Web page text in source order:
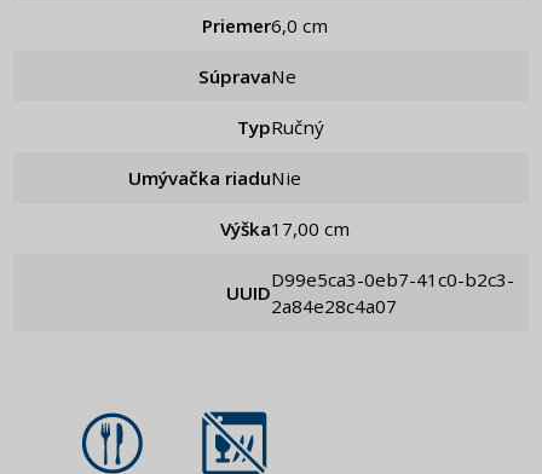
Priemer 6,0 cm
Súprava ne
Typ Ručný
Umývačka riadu Nie
Výška 17,00 cm
UUID
d99e5ca3-0eb7-41c0-b2c3-
2a84e28c4a07